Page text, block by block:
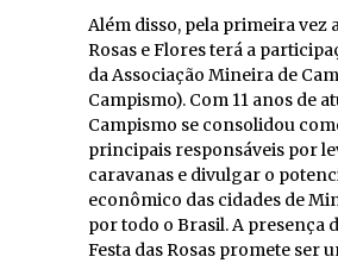
Além disso, pela primeira vez
Rosas e Flores terá a
da Associação Mineira de
Campismo). Com 11 anos de
Campismo se consolidou
principais responsáveis por
caravanas e divulgar o
econômico das cidades de
por todo o Brasil. A presença
Festa das Rosas promete ser